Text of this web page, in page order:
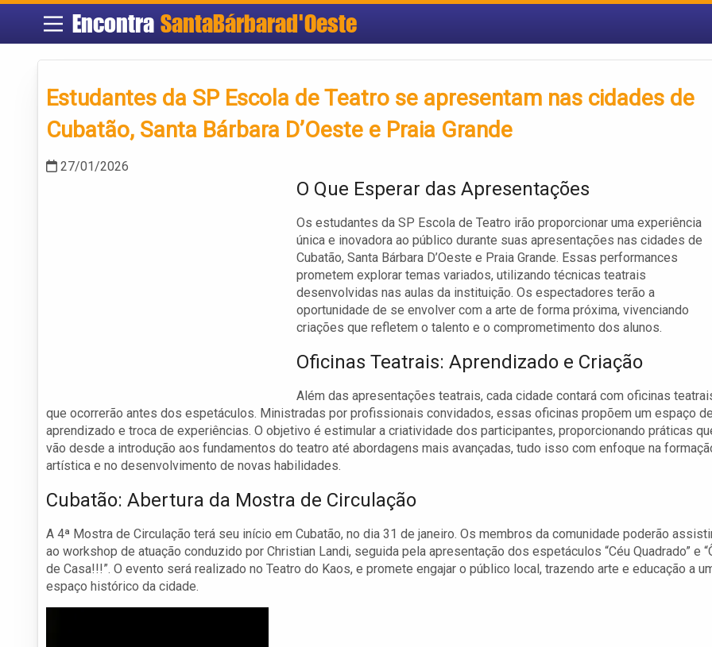
Encontra SantaBárbarad'Oeste
Estudantes da SP Escola de Teatro se apresentam nas cidades de
Cubatão, Santa Bárbara D’Oeste e Praia Grande
27/01/2026
O Que Esperar das Apresentações
Os estudantes da SP Escola de Teatro irão proporcionar uma experiência
única e inovadora ao público durante suas apresentações nas cidades de
Cubatão, Santa Bárbara D’Oeste e Praia Grande. Essas performances
prometem explorar temas variados, utilizando técnicas teatrais
desenvolvidas nas aulas da instituição. Os espectadores terão a
oportunidade de se envolver com a arte de forma próxima, vivenciando
criações que refletem o talento e o comprometimento dos alunos.
Oficinas Teatrais: Aprendizado e Criação
Além das apresentações teatrais, cada cidade contará com oficinas
que ocorrerão antes dos espetáculos. Ministradas por profissionais convidados, essas oficinas propõem um espaço de
aprendizado e troca de experiências. O objetivo é estimular a criatividade dos participantes, proporcionando práticas
vão desde a introdução aos fundamentos do teatro até abordagens mais avançadas, tudo isso com enfoque na
artística e no desenvolvimento de novas habilidades.
Cubatão: Abertura da Mostra de Circulação
A 4ª Mostra de Circulação terá seu início em Cubatão, no dia 31 de janeiro. Os membros da comunidade poderão
ao workshop de atuação conduzido por Christian Landi, seguida pela apresentação dos espetáculos “Céu Quadrado” e
de Casa!!!”. O evento será realizado no Teatro do Kaos, e promete engajar o público local, trazendo arte e educação a
espaço histórico da cidade.